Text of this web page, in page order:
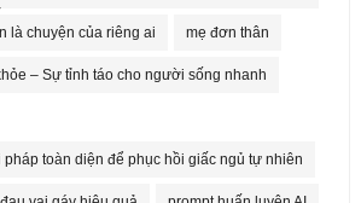
là chuyện của riêng ai
mẹ đơn thân
– Sự tỉnh táo cho người sống nhanh
pháp toàn diện để phục hồi giấc ngủ tự nhiên